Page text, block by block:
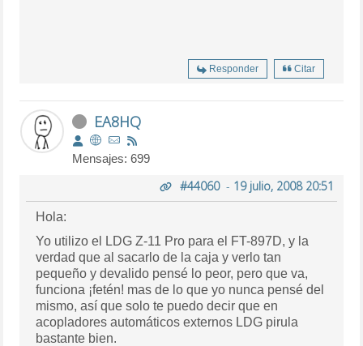
Responder Citar
EA8HQ
Mensajes: 699
#44060- 19 julio, 2008 20:51
Hola:
Yo utilizo el LDG Z-11 Pro para el FT-897D, y la
verdad que al sacarlo de la caja y verlo tan
pequeño y devalido pensé lo peor, pero que va,
funciona ¡fetén! mas de lo que yo nunca pensé del
mismo, así que solo te puedo decir que en
acopladores automáticos externos LDG pirula
bastante bien.